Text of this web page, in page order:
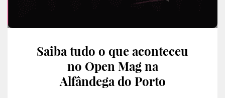
Saiba tudo o que aconteceu
no Open Mag na
Alfândega do Porto